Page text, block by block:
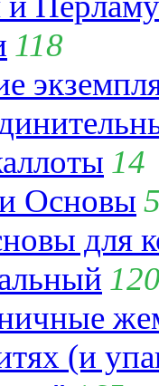
118
14
Основы
для
(и